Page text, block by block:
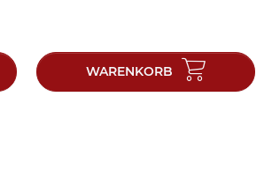
WARENKORB